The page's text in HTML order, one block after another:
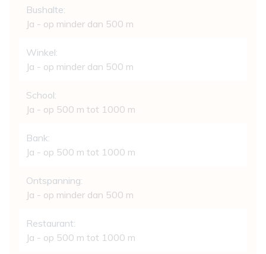
Bushalte:
Ja - op minder dan 500 m
Winkel:
Ja - op minder dan 500 m
School:
Ja - op 500 m tot 1000 m
Bank:
Ja - op 500 m tot 1000 m
Ontspanning:
Ja - op minder dan 500 m
Restaurant:
Ja - op 500 m tot 1000 m